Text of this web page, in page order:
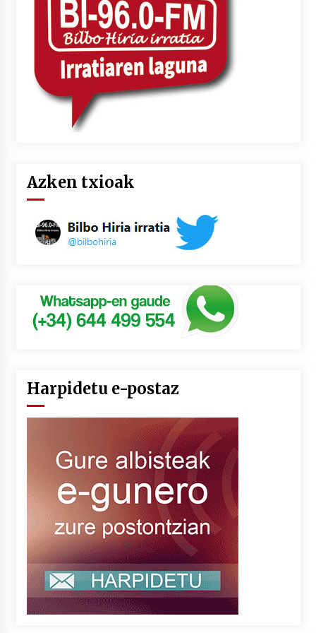
2026/07/03
MUSIBLA #297: Bide, Boards Of Canada, Somak,
Tiga, Twisted Teens, Underscores, Habia
2026/07/02
Azken txioak
Harpidetu e-postaz